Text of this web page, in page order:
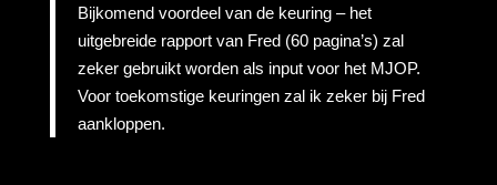
Bijkomend voordeel van de keuring – het
uitgebreide rapport van Fred (60 pagina’s) zal
zeker gebruikt worden als input voor het MJOP.
Voor toekomstige keuringen zal ik zeker bij Fred
aankloppen.